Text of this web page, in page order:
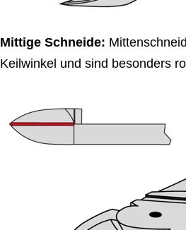
Mittige Schneide:
Keilwinkel und sind besonders